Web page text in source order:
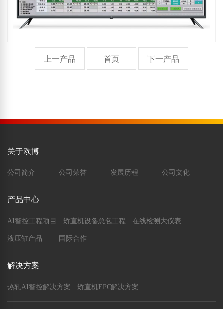
上一产品 首页 下一产品
关于欧博
公司简介 公司荣誉 发展历程 公司文化
产品中心
AI智控工程项目 矫直机设备总包工程 在线检测大仪表
液压缸产品 国际合作
解决方案
热轧AI智控解决方案 矫直机EPC解决方案